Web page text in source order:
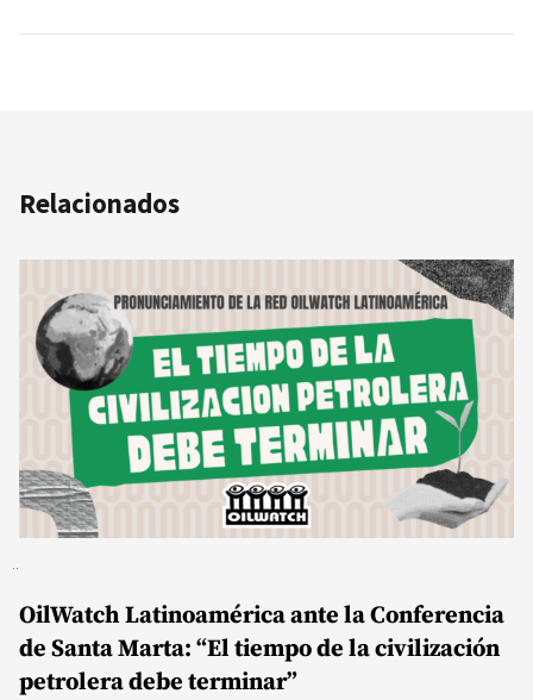
Relacionados
OilWatch Latinoamérica ante la Conferencia
de Santa Marta: “El tiempo de la civilización
petrolera debe terminar”